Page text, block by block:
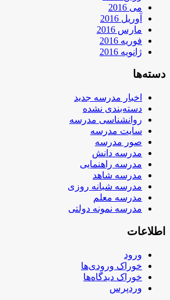
می 2016
آوریل 2016
مارس 2016
فوریه 2016
ژانویه 2016
دسته‌ها
اخبار مدرسه جدید
دسته‌بندی نشده
روانشناسی مدرسه
سایت مدرسه
صور مدرسه
مدرسه دانش
مدرسه راهنمایی
مدرسه شاهد
مدرسه شبانه روزی
مدرسه معلم
مدرسه نمونه دولتی
اطلاعات
ورود
خوراک ورودی‌ها
خوراک دیدگاه‌ها
وردپرس